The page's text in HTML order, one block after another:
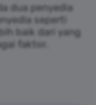
dua penyedia
seperti
baik dari yang
faktor.